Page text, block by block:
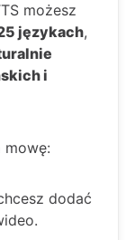
możesz
językach,
i
dodać